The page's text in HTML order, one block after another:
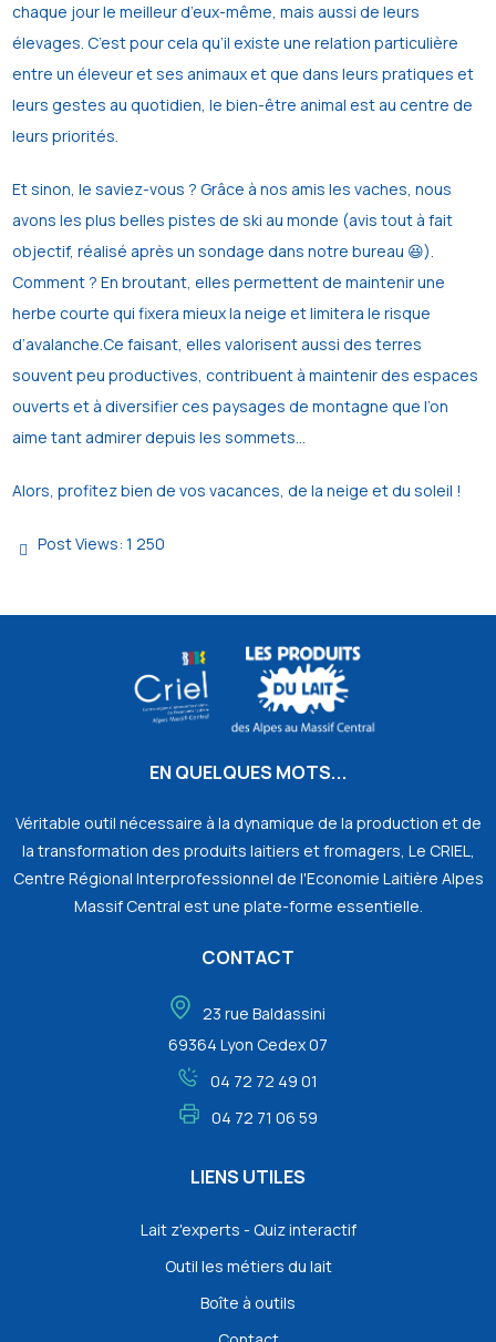
chaque jour le meilleur d’eux-même, mais aussi de leurs
élevages. C’est pour cela qu’il existe une relation particulière
entre un éleveur et ses animaux et que dans leurs pratiques et
leurs gestes au quotidien, le bien-être animal est au centre de
leurs priorités.
Et sinon, le saviez-vous ? Grâce à nos amis les vaches, nous
avons les plus belles pistes de ski au monde (avis tout à fait
objectif, réalisé après un sondage dans notre bureau 😆).
Comment ? En broutant, elles permettent de maintenir une
herbe courte qui fixera mieux la neige et limitera le risque
d’avalanche.Ce faisant, elles valorisent aussi des terres
souvent peu productives, contribuent à maintenir des espaces
ouverts et à diversifier ces paysages de montagne que l’on
aime tant admirer depuis les sommets…
Alors, profitez bien de vos vacances, de la neige et du soleil !
Post Views: 1 250
EN QUELQUES MOTS...
Véritable outil nécessaire à la dynamique de la production et de
la transformation des produits laitiers et fromagers, Le CRIEL,
Centre Régional Interprofessionnel de l'Economie Laitière Alpes
Massif Central est une plate-forme essentielle.
CONTACT
23 rue Baldassini
69364 Lyon Cedex 07
04 72 72 49 01
04 72 71 06 59
LIENS UTILES
Lait z'experts - Quiz interactif
Outil les métiers du lait
Boîte à outils